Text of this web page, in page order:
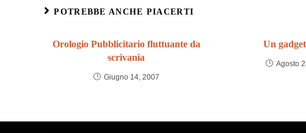
POTREBBE ANCHE PIACERTI
Orologio Pubblicitario fluttuante da
scrivania
Giugno 14, 2007
Un
Agosto